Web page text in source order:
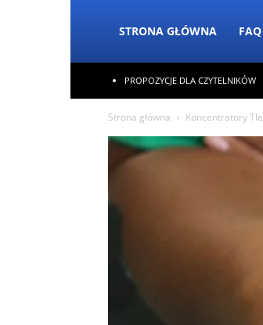
STRONA GŁÓWNA FAQ
PROPOZYCJE DLA CZYTELNIKÓW
Strona główna Koncentratory